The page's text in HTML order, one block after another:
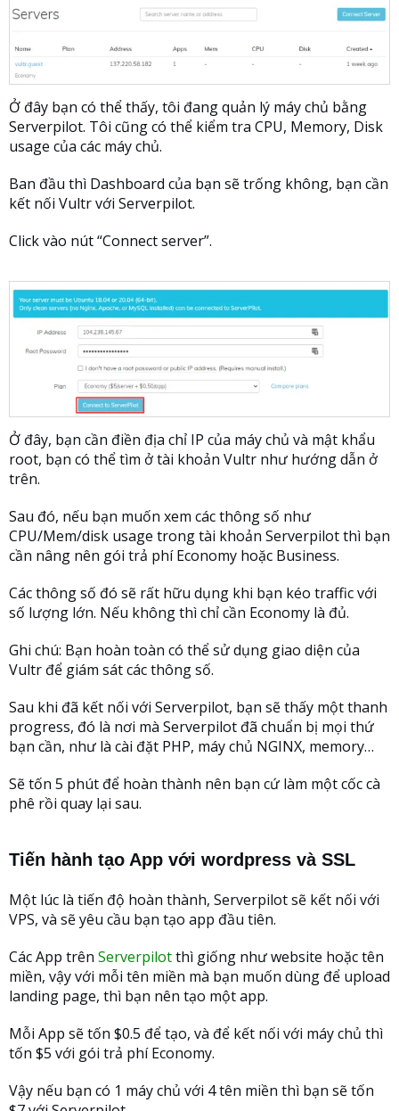
Ở đây bạn có thể thấy, tôi đang quản lý máy chủ bằng
Serverpilot. Tôi cũng có thể kiểm tra CPU, Memory, Disk
usage của các máy chủ.
Ban đầu thì Dashboard của bạn sẽ trống không, bạn cần
kết nối Vultr với Serverpilot.
Click vào nút “Connect server”.
Ở đây, bạn cần điền địa chỉ IP của máy chủ và mật khẩu
root, bạn có thể tìm ở tài khoản Vultr như hướng dẫn ở
trên.
Sau đó, nếu bạn muốn xem các thông số như
CPU/Mem/disk usage trong tài khoản Serverpilot thì bạn
cần nâng nên gói trả phí Economy hoặc Business.
Các thông số đó sẽ rất hữu dụng khi bạn kéo traffic với
số lượng lớn. Nếu không thì chỉ cần Economy là đủ.
Ghi chú: Bạn hoàn toàn có thể sử dụng giao diện của
Vultr để giám sát các thông số.
Sau khi đã kết nối với Serverpilot, bạn sẽ thấy một thanh
progress, đó là nơi mà Serverpilot đã chuẩn bị mọi thứ
bạn cần, như là cài đặt PHP, máy chủ NGINX, memory…
Sẽ tốn 5 phút để hoàn thành nên bạn cứ làm một cốc cà
phê rồi quay lại sau.
Tiến hành tạo App với wordpress và SSL
Một lúc là tiến độ hoàn thành, Serverpilot sẽ kết nối với
VPS, và sẽ yêu cầu bạn tạo app đầu tiên.
Các App trên Serverpilotthì giống như website hoặc tên
miền, vậy với mỗi tên miền mà bạn muốn dùng để upload
landing page, thì bạn nên tạo một app.
Mỗi App sẽ tốn $0.5 để tạo, và để kết nối với máy chủ thì
tốn $5 với gói trả phí Economy.
Vậy nếu bạn có 1 máy chủ với 4 tên miền thì bạn sẽ tốn